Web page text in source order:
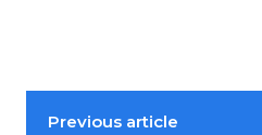
Previous article